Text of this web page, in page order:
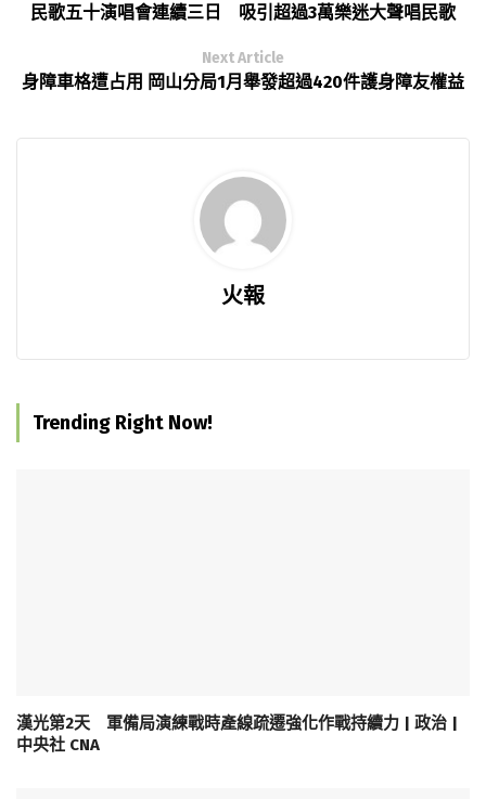
民歌五十演唱會連續三日 吸引超過3萬樂迷大聲唱民歌
Next Article
身障車格遭占用 岡山分局1月舉發超過420件護身障友權益
火報
Trending Right Now!
漢光第2天 軍備局演練戰時產線疏遷強化作戰持續力 | 政治 |
中央社 CNA